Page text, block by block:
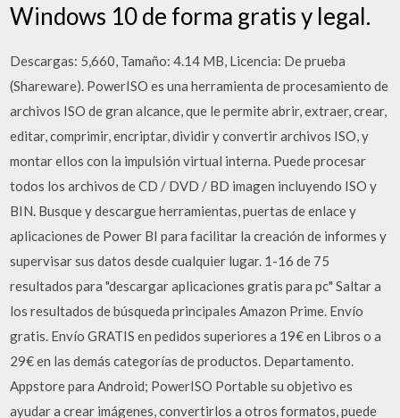
Windows 10 de forma gratis y legal.
Descargas: 5,660, Tamaño: 4.14 MB, Licencia: De prueba
(Shareware). PowerISO es una herramienta de procesamiento de
archivos ISO de gran alcance, que le permite abrir, extraer, crear,
editar, comprimir, encriptar, dividir y convertir archivos ISO, y
montar ellos con la impulsión virtual interna. Puede procesar
todos los archivos de CD / DVD / BD imagen incluyendo ISO y
BIN. Busque y descargue herramientas, puertas de enlace y
aplicaciones de Power BI para facilitar la creación de informes y
supervisar sus datos desde cualquier lugar. 1-16 de 75
resultados para "descargar aplicaciones gratis para pc" Saltar a
los resultados de búsqueda principales Amazon Prime. Envío
gratis. Envío GRATIS en pedidos superiores a 19€ en Libros o a
29€ en las demás categorías de productos. Departamento.
Appstore para Android; PowerISO Portable su objetivo es
ayudar a crear imágenes, convertirlos a otros formatos, puede